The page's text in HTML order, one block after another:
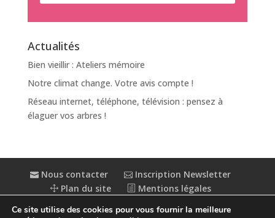
Actualités
Bien vieillir : Ateliers mémoire
Notre climat change. Votre avis compte !
Réseau internet, téléphone, télévision : pensez à
élaguer vos arbres !
Nous contacter
Inscription Newsletter
Plan du site
Mentions légales
Ce site utilise des cookies pour vous fournir la meilleure